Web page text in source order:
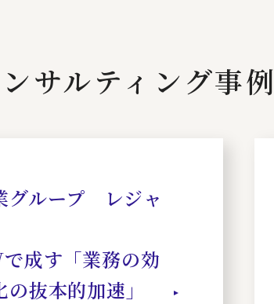
サルティング事例
グループ レジャ
成す「業務の効
抜本的加速」